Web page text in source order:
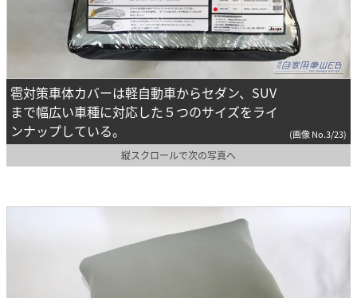
雹対策車体カバーは軽自動車からセダン、SUV
まで幅広い車種に対応した５つのサイズをライ
ンナップしている。
(画像 No.3/23)
縦スクロールで次の写真へ